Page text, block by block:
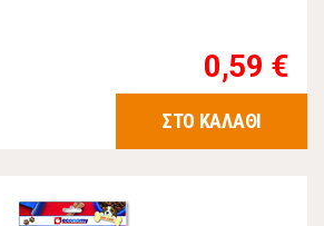
0,59 €
ΣΤΟ ΚΑΛΑΘΙ